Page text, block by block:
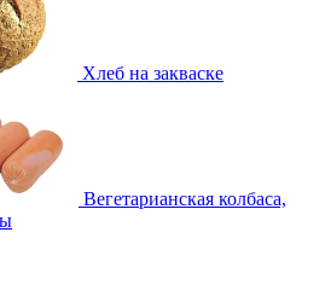
Хлеб на закваске
Вегетарианская колбаса,